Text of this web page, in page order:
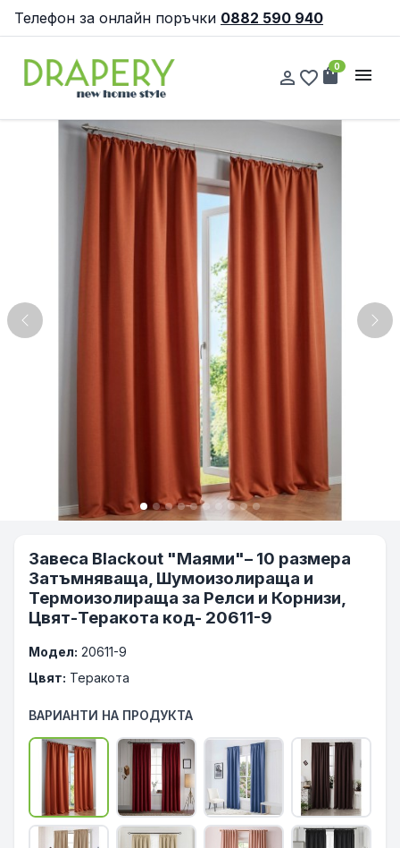
Телефон за онлайн поръчки 0882 590 940
person_outline favorite_border shopping_bag
0 menu
Previous
Завеса Blackout "Маями"– 10 размера
Затъмняваща, Шумоизолираща и
Термоизолираща за Релси и Корнизи,
Цвят-Теракота код- 20611-9
Модел: 20611-9
Цвят: Теракота
ВАРИАНТИ НА ПРОДУКТА